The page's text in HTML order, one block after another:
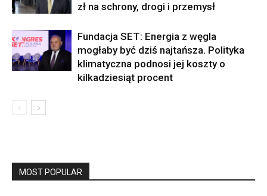
zł na schrony, drogi i przemysł
Fundacja SET: Energia z węgla
mogłaby być dziś najtańsza. Polityka
klimatyczna podnosi jej koszty o
kilkadziesiąt procent
MOST POPULAR